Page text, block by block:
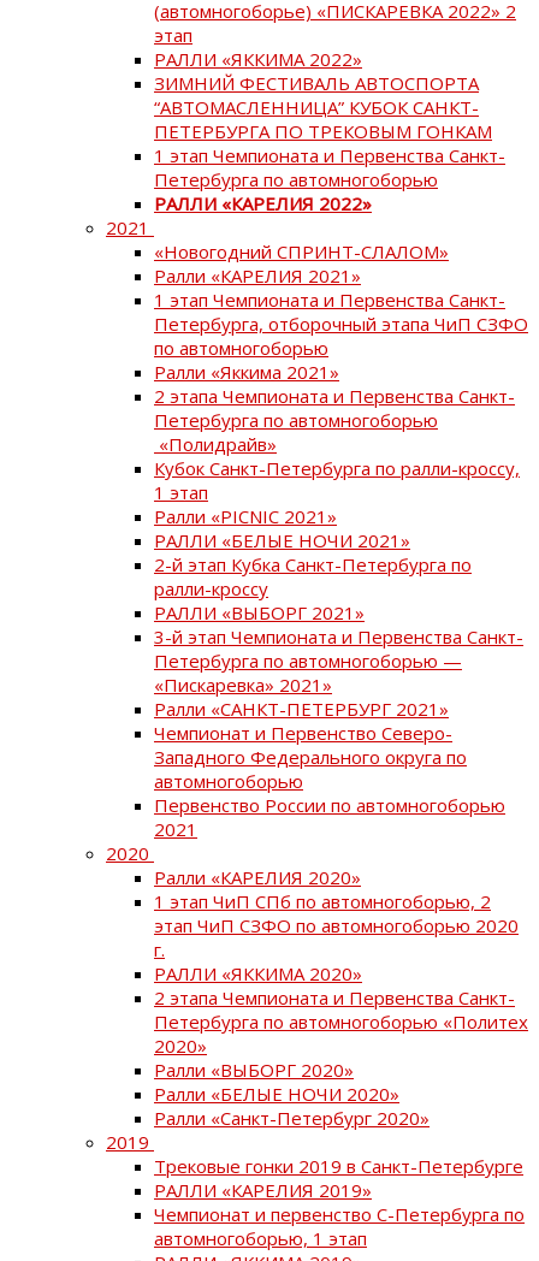
(автомногоборье) «ПИСКАРЕВКА 2022» 2
этап
РАЛЛИ «ЯККИМА 2022»
ЗИМНИЙ ФЕСТИВАЛЬ АВТОСПОРТА
“АВТОМАСЛЕННИЦА” КУБОК САНКТ-
ПЕТЕРБУРГА ПО ТРЕКОВЫМ ГОНКАМ
1 этап Чемпионата и Первенства Санкт-
Петербурга по автомногоборью
РАЛЛИ «КАРЕЛИЯ 2022»
2021
«Новогодний СПРИНТ-СЛАЛОМ»
Ралли «КАРЕЛИЯ 2021»
1 этап Чемпионата и Первенства Санкт-
Петербурга, отборочный этапа ЧиП СЗФО
по автомногоборью
Ралли «Яккима 2021»
2 этапа Чемпионата и Первенства Санкт-
Петербурга по автомногоборью
«Полидрайв»
Кубок Санкт-Петербурга по ралли-кроссу,
1 этап
Ралли «PICNIC 2021»
РАЛЛИ «БЕЛЫЕ НОЧИ 2021»
2-й этап Кубка Санкт-Петербурга по
ралли-кроссу
РАЛЛИ «ВЫБОРГ 2021»
3-й этап Чемпионата и Первенства Санкт-
Петербурга по автомногоборью —
«Пискаревка» 2021»
Ралли «САНКТ-ПЕТЕРБУРГ 2021»
Чемпионат и Первенство Северо-
Западного Федерального округа по
автомногоборью
Первенство России по автомногоборью
2021
2020
Ралли «КАРЕЛИЯ 2020»
1 этап ЧиП СПб по автомногоборью, 2
этап ЧиП СЗФО по автомногоборью 2020
г.
РАЛЛИ «ЯККИМА 2020»
2 этапа Чемпионата и Первенства Санкт-
Петербурга по автомногоборью «Политех
2020»
Ралли «ВЫБОРГ 2020»
Ралли «БЕЛЫЕ НОЧИ 2020»
Ралли «Санкт-Петербург 2020»
2019
Трековые гонки 2019 в Санкт-Петербурге
РАЛЛИ «КАРЕЛИЯ 2019»
Чемпионат и первенство С-Петербурга по
автомногоборью, 1 этап